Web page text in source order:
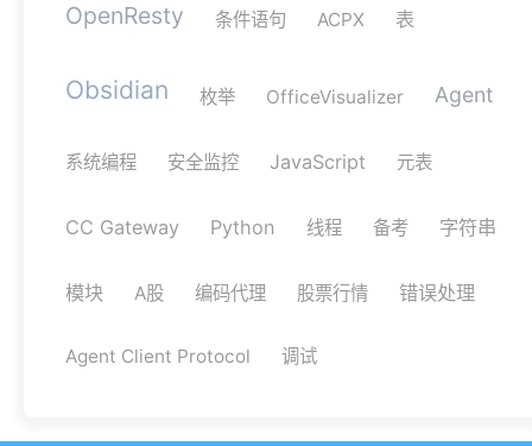
OpenResty 条件语句 ACPX 表
Obsidian 枚举 OfficeVisualizer Agent
系统编程 安全监控 JavaScript 元表
CC Gateway Python 线程 备考 字符串
模块 A股 编码代理 股票行情 错误处理
Agent Client Protocol 调试